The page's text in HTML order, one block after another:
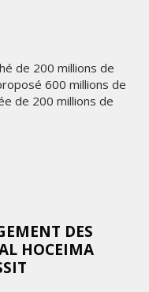
de 200 millions de
600 millions de
de 200 millions de
DES
HOCEIMA